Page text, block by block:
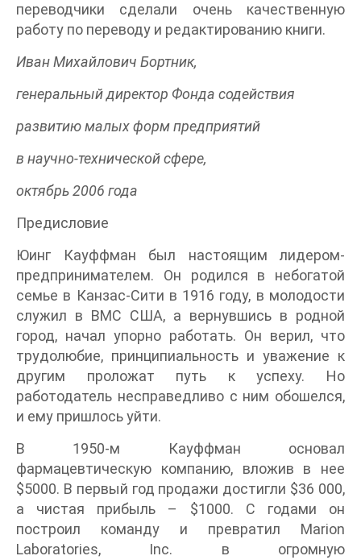
переводчики сделали очень качественную
работу по переводу и редактированию книги.
Иван Михайлович Бортник,
генеральный директор Фонда содействия
развитию малых форм предприятий
в научно-технической сфере,
октябрь 2006 года
Предисловие
Юинг Кауффман был настоящим лидером-
предпринимателем. Он родился в небогатой
семье в Канзас-Сити в 1916 году, в молодости
служил в ВМС США, а вернувшись в родной
город, начал упорно работать. Он верил, что
трудолюбие, принципиальность и уважение к
другим проложат путь к успеху. Но
работодатель несправедливо с ним обошелся,
и ему пришлось уйти.
В 1950-м Кауффман основал
фармацевтическую компанию, вложив в нее
$5000. В первый год продажи достигли $36 000,
а чистая прибыль – $1000. С годами он
построил команду и превратил Marion
Laboratories, Inc. в огромную